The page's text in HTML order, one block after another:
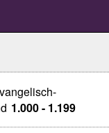
1.000 - 1.199